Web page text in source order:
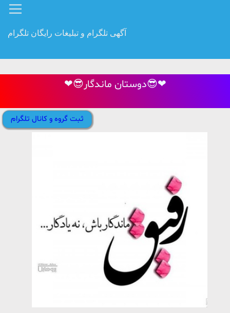
آگهی تلگرام و تبلیغات رایگان تلگرام
❤😎دوستان ماندگار😎❤
ثبت گروه و کانال تلگرام